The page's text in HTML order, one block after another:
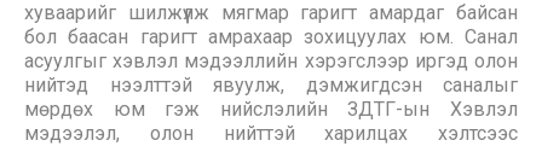
хуваарийг шилжүүлж мягмар гаригт амардаг байсан
бол баасан гаригт амрахаар зохицуулах юм. Санал
асуулгыг хэвлэл мэдээллийн хэрэгслээр иргэд олон
нийтэд нээлттэй явуулж, дэмжигдсэн саналыг
мөрдөх юм гэж нийслэлийн ЗДТГ-ын Хэвлэл
мэдээлэл, олон нийттэй харилцах хэлтсээс